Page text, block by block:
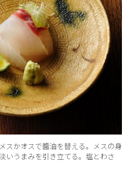
スかオスで醬油を替える。メスの身
いうまみを引き立てる。塩とわさ